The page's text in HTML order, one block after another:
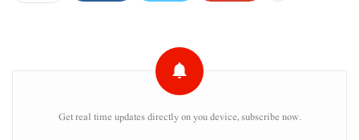
Get real time updates directly on you device, subscribe now.